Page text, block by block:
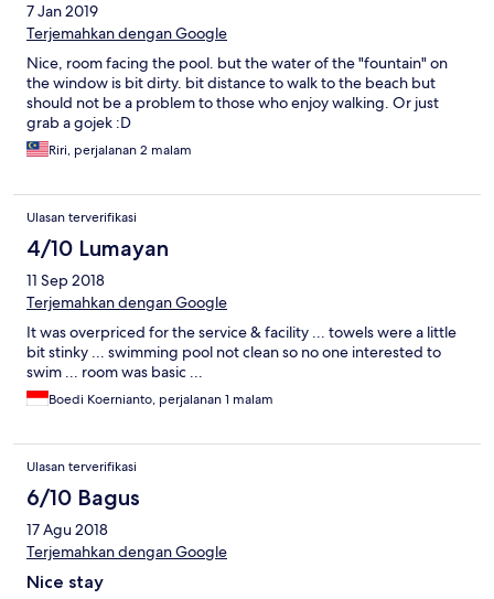
7 Jan 2019
Terjemahkan dengan Google
Nice, room facing the pool. but the water of the "fountain" on
the window is bit dirty. bit distance to walk to the beach but
should not be a problem to those who enjoy walking. Or just
grab a gojek :D
Riri, perjalanan 2 malam
Ulasan terverifikasi
4/10 Lumayan
11 Sep 2018
Terjemahkan dengan Google
It was overpriced for the service & facility ... towels were a little
bit stinky ... swimming pool not clean so no one interested to
swim ... room was basic ...
Boedi Koernianto, perjalanan 1 malam
Ulasan terverifikasi
6/10 Bagus
17 Agu 2018
Terjemahkan dengan Google
Nice stay